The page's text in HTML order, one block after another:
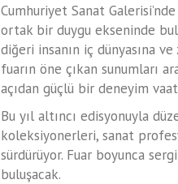
Cumhuriyet Sanat
ortak bir duygu ekseninde
diğeri insanın iç dünyasına
fuarın öne çıkan sunumları
açıdan güçlü bir deneyim
Bu yıl altıncı edisyonuyla
koleksiyonerleri, sanat
sürdürüyor. Fuar boyunca
buluşacak.